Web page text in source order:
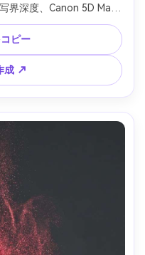
界深度、Canon 5D Mark
3.2、ラズベリーにシャー
ディトリアル系デザート
4:5
ピー
成 ↗